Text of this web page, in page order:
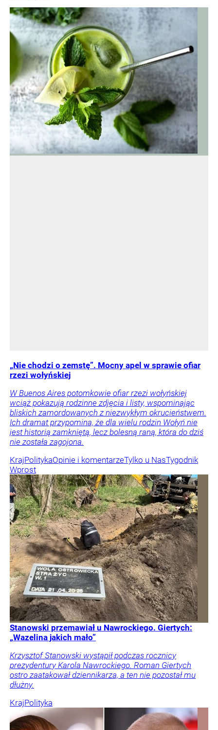
„Nie chodzi o zemstę”. Mocny apel w sprawie ofiar
rzezi wołyńskiej
W Buenos Aires potomkowie ofiar rzezi wołyńskiej
wciąż pokazują rodzinne zdjęcia i listy, wspominając
bliskich zamordowanych z niezwykłym okrucieństwem.
Ich dramat przypomina, że dla wielu rodzin Wołyń nie
jest historią zamkniętą, lecz bolesną raną, która do dziś
nie została zagojona.
KrajPolitykaOpinie i komentarzeTylko u NasTygodnik
Wprost
Stanowski przemawiał u Nawrockiego. Giertych:
„Wazelina jakich mało”
Krzysztof Stanowski wystąpił podczas rocznicy
prezydentury Karola Nawrockiego. Roman Giertych
ostro zaatakował dziennikarza, a ten nie pozostał mu
dłużny.
KrajPolityka